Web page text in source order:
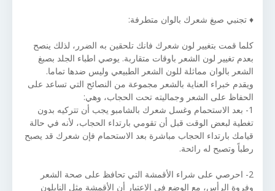
♦ تجنبي صبغ شعرك بالوان متطرفة:
كلما قمت بتغيير لون شعرك فانك تلحقين به الضرر، لذلك ينصح
بعدم تغيير لون الشعر باوقات متقاربة. يوصي اطباء الجلد بصبغ
الشعر بالوان مماثلة للون الشعر الطبيعي وليس ضدها تماما.
ويقدم خبراء العناية بالشعر مجموعة من النصائح التي تساعد على
الحفاظ على الشعر وجماليته تحت الحجاب، وهي:
1- بعد الاستحمام وغسل شعرك بالشامبو يجب أن تتركيه بدون
تغطية لبعض الوقت قبل أن تقومي بارتداء الحجاب، لأنه في حالة
قيامك بارتداء الحجاب مباشرة بعد الاستحمام فإن شعرك قد يصبح
رطباً وتصبح له رائحة.
2- احرصي على شراء الأقمشة التي تحافظ على صحة الشعر
وفروة الرأس، مع الوضع في الاعتبار أن الأقمشة مثل النايلون